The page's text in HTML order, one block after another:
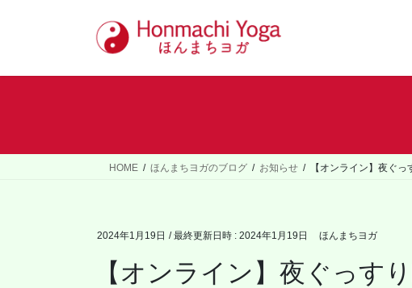
HOME ほんまちヨガのブログ お知らせ 【オンライン】夜ぐ
2024年1月19日 / 最終更新日時 : 2024年1月19日 ほんまちヨガ
【オンライン】夜ぐっす